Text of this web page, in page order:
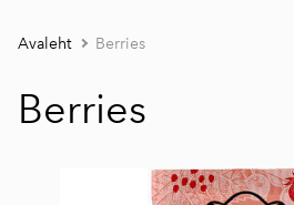
Avaleht Berries
Berries